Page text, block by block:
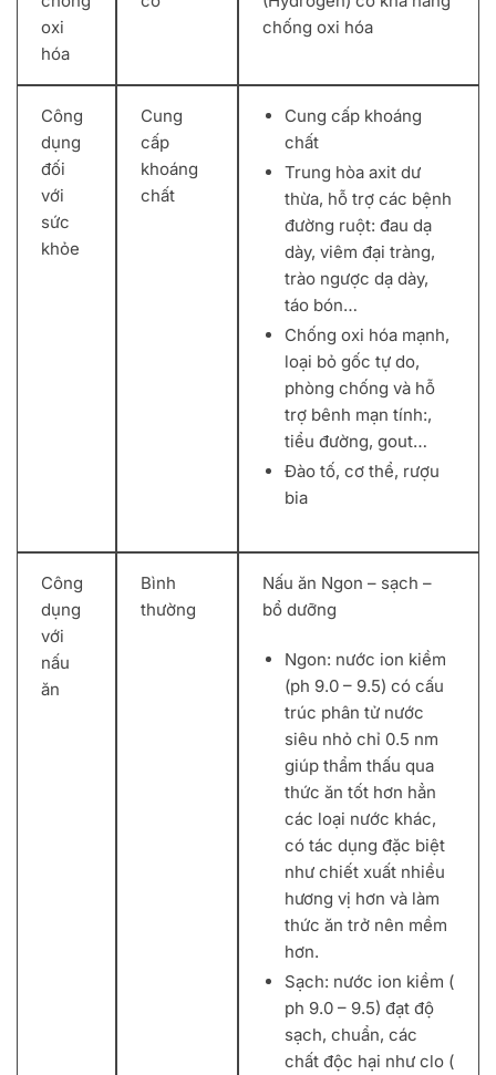
oxi
hóa
chống oxi hóa
Công
dụng
đối
với
sức
khỏe
Cung
cấp
khoáng
chất
Cung cấp khoáng
chất
Trung hòa axit dư
thừa, hỗ trợ các bệnh
đường ruột: đau dạ
dày, viêm đại tràng,
trào ngược dạ dày,
táo bón…
Chống oxi hóa mạnh,
loại bỏ gốc tự do,
phòng chống và hỗ
trợ bênh mạn tính:,
tiểu đường, gout…
Đào tố, cơ thể, rượu
bia
Công
dụng
với
nấu
ăn
Bình
thường
Nấu ăn Ngon – sạch –
bổ dưỡng
Ngon: nước ion kiềm
(ph 9.0 – 9.5) có cấu
trúc phân tử nước
siêu nhỏ chỉ 0.5 nm
giúp thẩm thấu qua
thức ăn tốt hơn hẳn
các loại nước khác,
có tác dụng đặc biệt
như chiết xuất nhiều
hương vị hơn và làm
thức ăn trở nên mềm
hơn.
Sạch: nước ion kiềm (
ph 9.0 – 9.5) đạt độ
sạch, chuẩn, các
chất độc hại như clo (